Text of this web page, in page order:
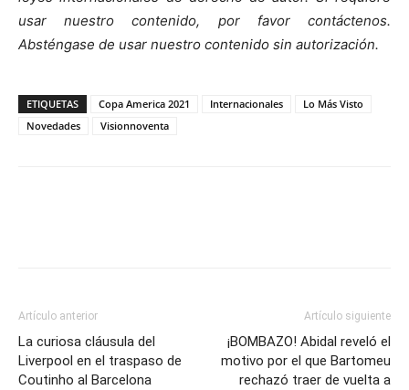
usar nuestro contenido, por favor contáctenos.
Absténgase de usar nuestro contenido sin autorización.
ETIQUETAS Copa America 2021 Internacionales
Lo Más Visto
Novedades
Visionnoventa
Artículo anterior
La curiosa cláusula del
Liverpool en el traspaso de
Coutinho al Barcelona
Artículo siguiente
¡BOMBAZO! Abidal reveló el
motivo por el que Bartomeu
rechazó traer de vuelta a